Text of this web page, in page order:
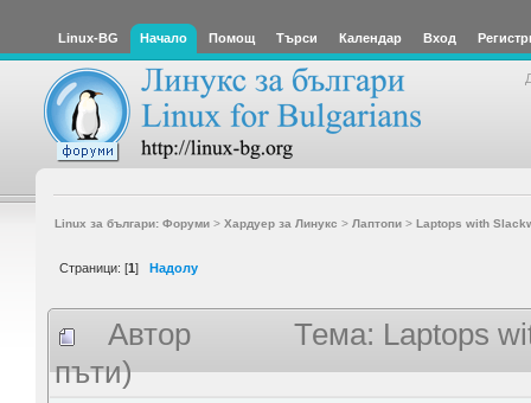
Linux-BG Начало Помощ Търси Календар Вход
Linux за българи: Форуми> Хардуер за Линукс > Лаптопи> Laptops with
Страници: [1] Надолу
Автор
Тема: Laptops
пъти)